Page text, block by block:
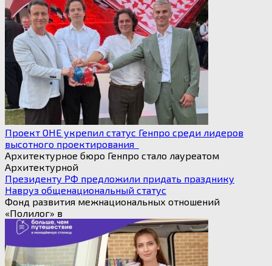
Проект ОНЕ укрепил статус Генпро среди лидеров
высотного проектирования
Архитектурное бюро Генпро стало лауреатом
Архитектурной
Президенту РФ предложили придать празднику
Навруз общенациональный статус
Фонд развития межнациональных отношений
«Полилог» в